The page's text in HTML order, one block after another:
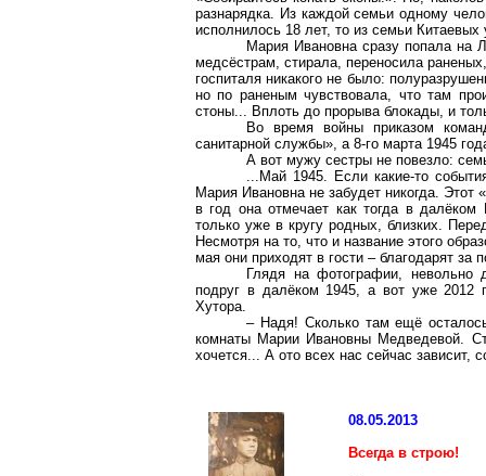
разнарядка. Из каждой семьи одному
исполнилось 18 лет, то из семьи
Мария Ивановна сразу попала на
медсёстрам, стирала, переносила
госпиталя никакого не было:
но по раненым чувствовала, что там
стоны... Вплоть до прорыва блокады, и
Во время войны приказом
санитарной службы», а 8-го марта 1945
А вот мужу сестры не повезло:
...Май 1945. Если какие-то
Мария Ивановна не забудет никогда. Этот
в год она отмечает как тогда в
только уже в кругу родных, близких.
Несмотря на то, что и название этого
мая они приходят в гости – благодарят
Глядя на фотографии, невольно
подруг в далёком 1945, а вот уже
Хутора.
– Надя! Сколько там ещё
комнаты Марии Ивановны Медведевой.
хочется... А ото всех нас сейчас
08.05.2013
Всегда в строю!